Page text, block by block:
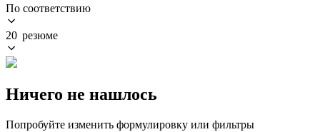
По соответствию
20 резюме
Ничего не нашлось
Попробуйте изменить формулировку или фильтры